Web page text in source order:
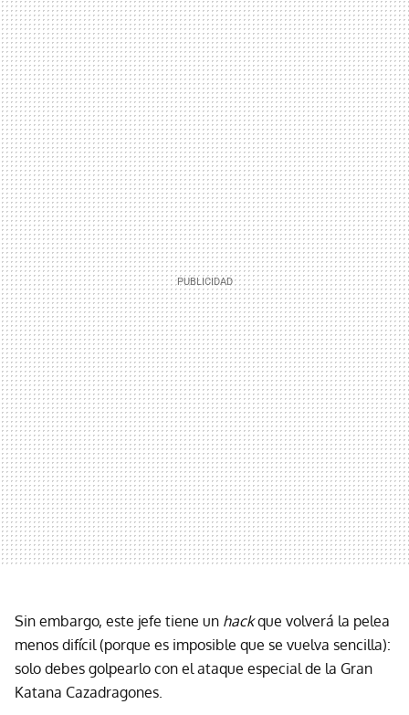
Sin embargo, este jefe tiene un hackque volverá la pelea
menos difícil (porque es imposible que se vuelva sencilla):
solo debes golpearlo con el ataque especial de la Gran
Katana Cazadragones.